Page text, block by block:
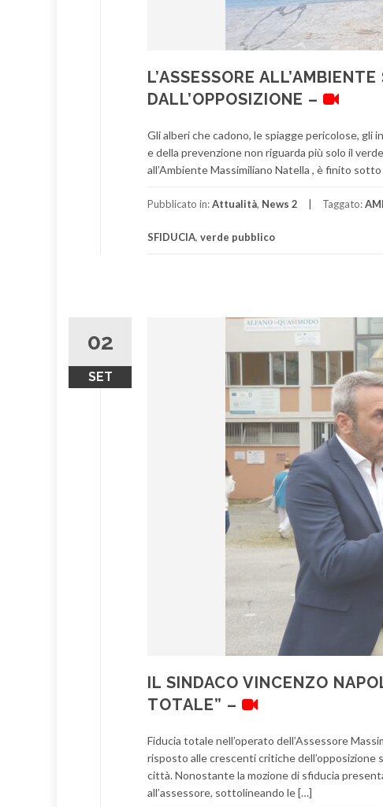
L’ASSESSORE
DALL’OPPOSIZIONE –
Gli alberi che cadono, le spiagge pericolose, gli
e della prevenzione non riguarda più solo il
all’Ambiente Massimiliano Natella , è finito
Pubblicato in:Attualità, News 2 Taggato:
SFIDUCIA, verde pubblico
02
SET
IL SINDACO VINCENZO
TOTALE” –
Fiducia totale nell’operato dell’Assessore
risposto alle crescenti critiche
città. Nonostante la mozione di sfiducia
all’assessore, sottolineando le […]